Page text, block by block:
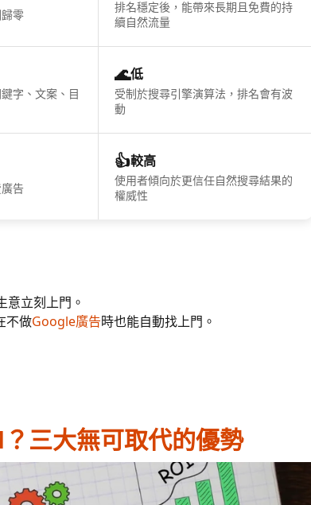
零
排名穩定後，能帶來長期且免費的持
續自然流量
字、文案、目
🌊低
受制於搜尋引擎演算法，排名會有波
動
告
👍較高
使用者傾向於更信任自然搜尋結果的
權威性
意立刻上門。
不做Google廣告時也能自動找上門。
三大無可取代的優勢